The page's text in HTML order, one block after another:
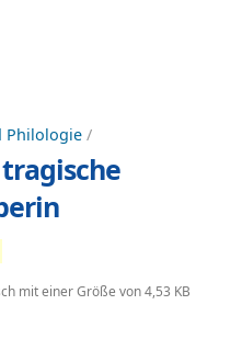
Philologie /
mit einer Größe von 4,53 KB